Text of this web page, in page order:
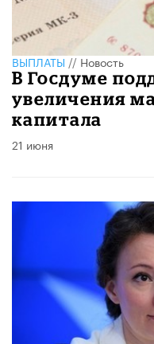
ВЫПЛАТЫ//Новость
В Госдуме
увеличения
капитала
21 июня